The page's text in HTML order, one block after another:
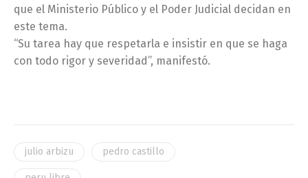
que el Ministerio Público y el Poder Judicial decidan en
este tema.
“Su tarea hay que respetarla e insistir en que se haga
con todo rigor y severidad”, manifestó.
julio arbizu pedro castillo